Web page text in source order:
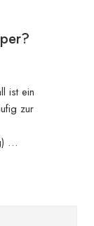
ist ein
zur
…